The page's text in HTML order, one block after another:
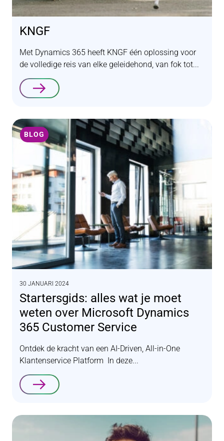
KNGF
Met Dynamics 365 heeft KNGF één oplossing voor
de volledige reis van elke geleidehond, van fok tot...
Lees verder
BLOG
30 JANUARI 2024
Startersgids: alles wat je moet
weten over Microsoft Dynamics
365 Customer Service
Ontdek de kracht van een AI-Driven, All-in-One
Klantenservice Platform In deze...
Lees verder